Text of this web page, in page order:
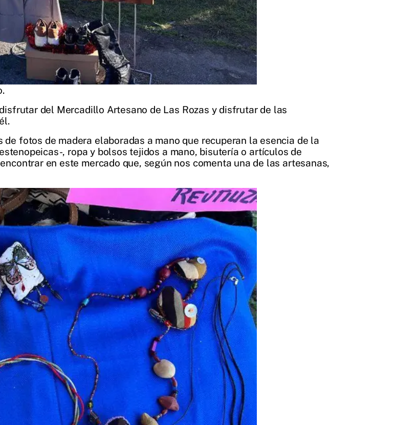
del Mercadillo Artesano de Las Rozas y disfrutar de las
fotos de madera elaboradas a mano que recuperan la esencia de la
, ropa y bolsos tejidos a mano, bisutería o artículos de
en este mercado que, según nos comenta una de las artesanas,